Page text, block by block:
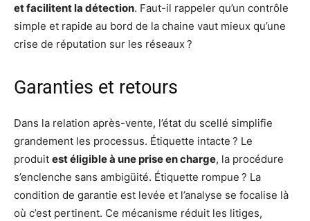
et facilitent la détection. Faut-il rappeler qu’un contrôle
simple et rapide au bord de la chaine vaut mieux qu’une
crise de réputation sur les réseaux ?
Garanties et retours
Dans la relation après-vente, l’état du scellé simplifie
grandement les processus. Étiquette intacte ? Le
produit est éligible à une prise en charge, la procédure
s’enclenche sans ambigüité. Étiquette rompue ? La
condition de garantie est levée et l’analyse se focalise là
où c’est pertinent. Ce mécanisme réduit les litiges,